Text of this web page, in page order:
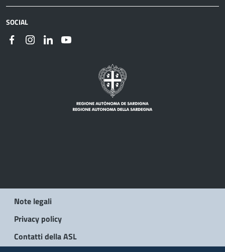
SOCIAL
Note legali
Privacy policy
Contatti della ASL